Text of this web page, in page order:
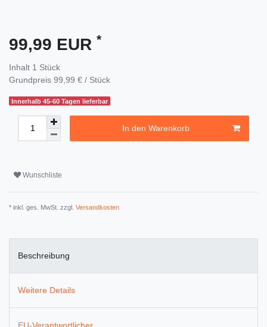
99,99 EUR *
Inhalt 1 Stück
Grundpreis 99,99 € / Stück
Innerhalb 45-60 Tagen lieferbar
In den Warenkorb
Wunschliste
* inkl. ges. MwSt. zzgl. Versandkosten
Beschreibung
Weitere Details
EU-Verantwortlicher